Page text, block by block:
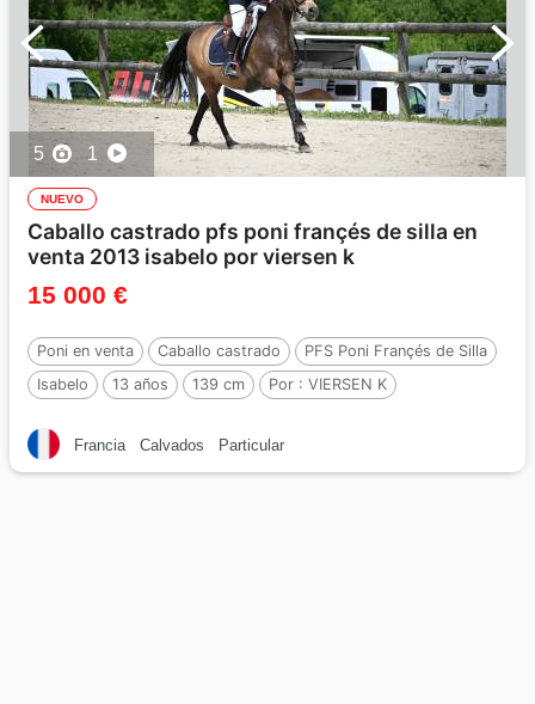
5 1
NUEVO
Caballo castrado pfs poni françés de silla en
venta 2013 isabelo por viersen k
15 000 €
Poni en venta Caballo castrado
PFS Poni Françés de Silla
Isabelo
13 años 139 cm Por : VIERSEN K
Francia Calvados Particular